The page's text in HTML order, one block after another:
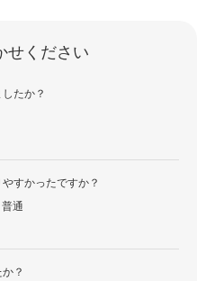
せください
たか？
すかったですか？
普通
？